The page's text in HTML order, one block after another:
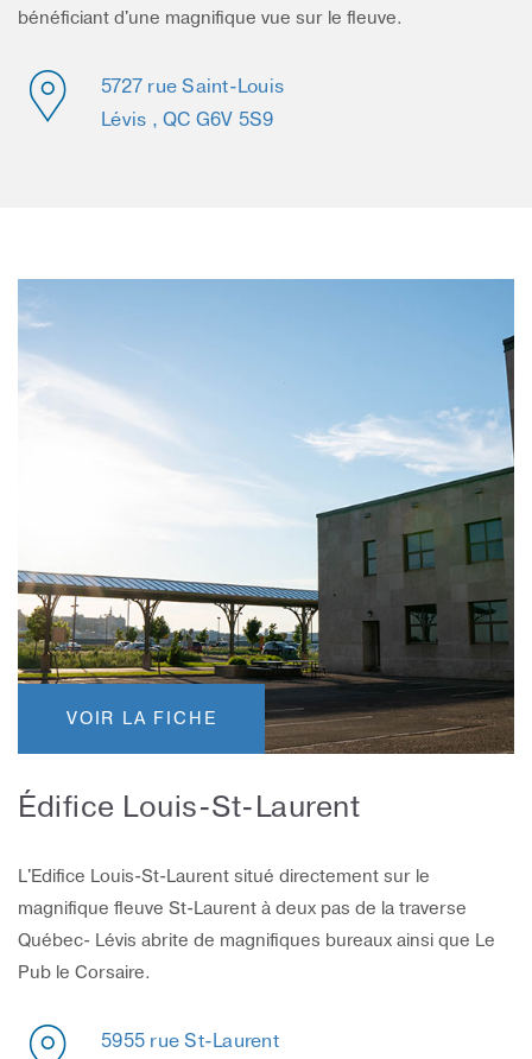
bénéficiant d'une magnifique vue sur le fleuve.
5727 rue Saint-Louis
Lévis , QC G6V 5S9
VOIR LA FICHE
Édifice Louis-St-Laurent
L'Edifice Louis-St-Laurent situé directement sur le
magnifique fleuve St-Laurent à deux pas de la traverse
Québec- Lévis abrite de magnifiques bureaux ainsi que Le
Pub le Corsaire.
5955 rue St-Laurent